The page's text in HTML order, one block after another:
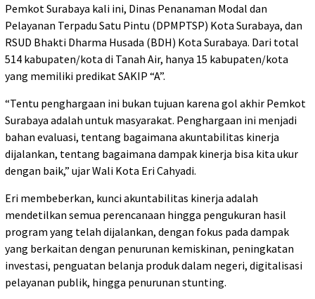
Pemkot Surabaya kali ini, Dinas Penanaman Modal dan
Pelayanan Terpadu Satu Pintu (DPMPTSP) Kota Surabaya, dan
RSUD Bhakti Dharma Husada (BDH) Kota Surabaya. Dari total
514 kabupaten/kota di Tanah Air, hanya 15 kabupaten/kota
yang memiliki predikat SAKIP “A”.
“Tentu penghargaan ini bukan tujuan karena gol akhir Pemkot
Surabaya adalah untuk masyarakat. Penghargaan ini menjadi
bahan evaluasi, tentang bagaimana akuntabilitas kinerja
dijalankan, tentang bagaimana dampak kinerja bisa kita ukur
dengan baik,” ujar Wali Kota Eri Cahyadi.
Eri membeberkan, kunci akuntabilitas kinerja adalah
mendetilkan semua perencanaan hingga pengukuran hasil
program yang telah dijalankan, dengan fokus pada dampak
yang berkaitan dengan penurunan kemiskinan, peningkatan
investasi, penguatan belanja produk dalam negeri, digitalisasi
pelayanan publik, hingga penurunan stunting.